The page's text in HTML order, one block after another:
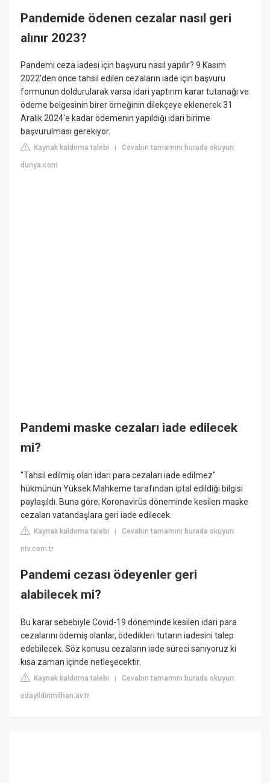
Pandemide ödenen cezalar nasıl geri
alınır 2023?
Pandemi ceza iadesi için başvuru nasıl yapılır? 9 Kasım
2022'den önce tahsil edilen cezaların iade için başvuru
formunun doldurularak varsa idari yaptırım karar tutanağı ve
ödeme belgesinin birer örneğinin dilekçeye eklenerek 31
Aralık 2024'e kadar ödemenin yapıldığı idari birime
başvurulması gerekiyor.
Kaynak kaldırma talebi |Cevabın tamamını burada okuyun:
dunya.com
Pandemi maske cezaları iade edilecek
mi?
"Tahsil edilmiş olan idari para cezaları iade edilmez"
hükmünün Yüksek Mahkeme tarafından iptal edildiği bilgisi
paylaşıldı. Buna göre; Koronavirüs döneminde kesilen maske
cezaları vatandaşlara geri iade edilecek.
Kaynak kaldırma talebi |Cevabın tamamını burada okuyun:
ntv.com.tr
Pandemi cezası ödeyenler geri
alabilecek mi?
Bu karar sebebiyle Covid-19 döneminde kesilen idari para
cezalarını ödemiş olanlar, ödedikleri tutarın iadesini talep
edebilecek. Söz konusu cezaların iade süreci sanıyoruz ki
kısa zaman içinde netleşecektir.
Kaynak kaldırma talebi |Cevabın tamamını burada okuyun:
edayildirimilhan.av.tr